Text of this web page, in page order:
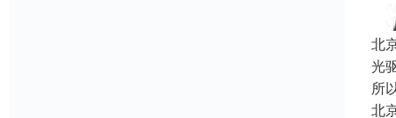
北
光
所
北